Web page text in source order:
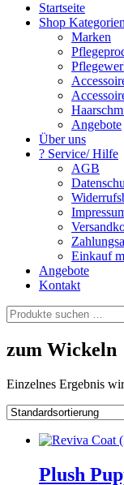
Startseite
Shop Kategorien
Marken
Angebote
Über uns
? Service/ Hilfe
AGB
Einkauf
Angebote
Kontakt
Suchen
nach:
zum Wickeln
Einzelnes Ergebnis
Plush